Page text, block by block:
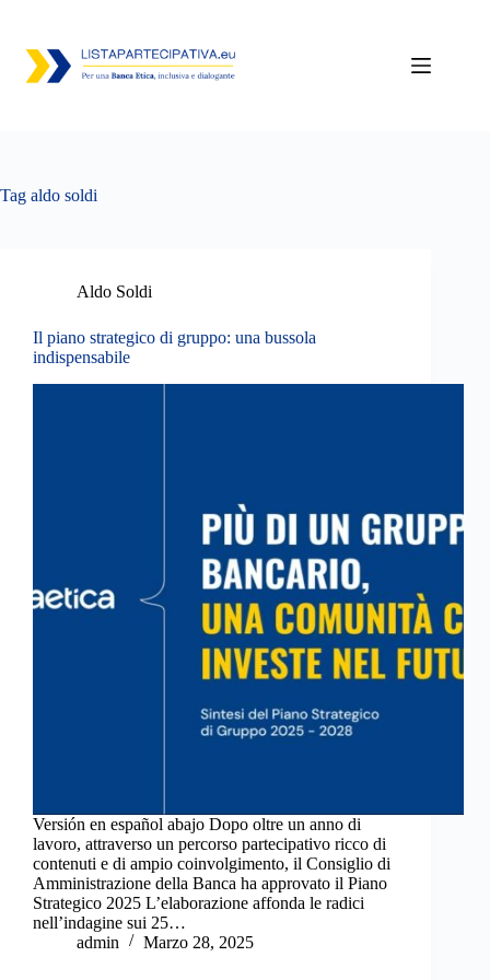
contenuto
Tag aldo soldi
Aldo Soldi
Il piano strategico di gruppo: una bussola
indispensabile
Versión en español abajo Dopo oltre un anno di
lavoro, attraverso un percorso partecipativo ricco di
contenuti e di ampio coinvolgimento, il Consiglio di
Amministrazione della Banca ha approvato il Piano
Strategico 2025 L’elaborazione affonda le radici
nell’indagine sui 25…
admin
Marzo 28, 2025